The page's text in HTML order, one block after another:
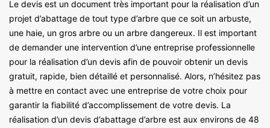
Le devis est un document très important pour la réalisation d’un
projet d’abattage de tout type d’arbre que ce soit un arbuste,
une haie, un gros arbre ou un arbre dangereux. Il est important
de demander une intervention d’une entreprise professionnelle
pour la réalisation d’un devis afin de pouvoir obtenir un devis
gratuit, rapide, bien détaillé et personnalisé. Alors, n’hésitez pas
à mettre en contact avec une entreprise de votre choix pour
garantir la fiabilité d’accomplissement de votre devis. La
réalisation d’un devis d’abattage d’arbre est aux environs de 48